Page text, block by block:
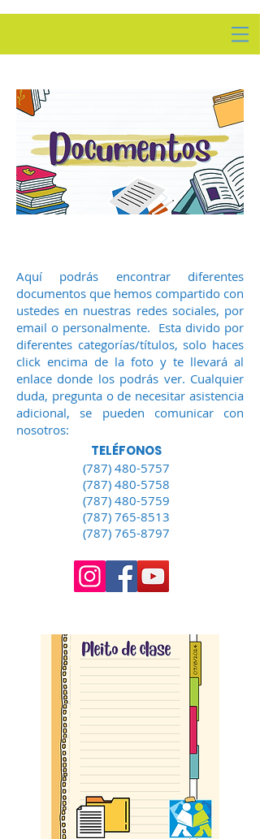
Aquí podrás encontrar diferentes
documentos que hemos compartido con
ustedes en nuestras redes sociales, por
email o personalmente. Esta divido por
diferentes categorías/títulos, solo haces
click encima de la foto y te llevará al
enlace donde los podrás ver. Cualquier
duda, pregunta o de necesitar asistencia
adicional, se pueden comunicar con
nosotros:
TELÉFONOS
(787) 480-5757
(787) 480-5758
(787) 480-5759
(787) 765-8513
(787) 765-8797